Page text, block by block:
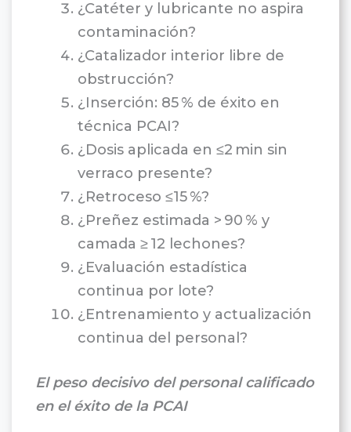
¿Catéter y lubricante no aspira
contaminación?
¿Catalizador interior libre de
obstrucción?
¿Inserción: 85 % de éxito en
técnica PCAI?
¿Dosis aplicada en ≤2 min sin
verraco presente?
¿Retroceso ≤15 %?
¿Preñez estimada > 90 % y
camada ≥ 12 lechones?
¿Evaluación estadística
continua por lote?
¿Entrenamiento y actualización
continua del personal?
El peso decisivo del personal calificado
en el éxito de la PCAI